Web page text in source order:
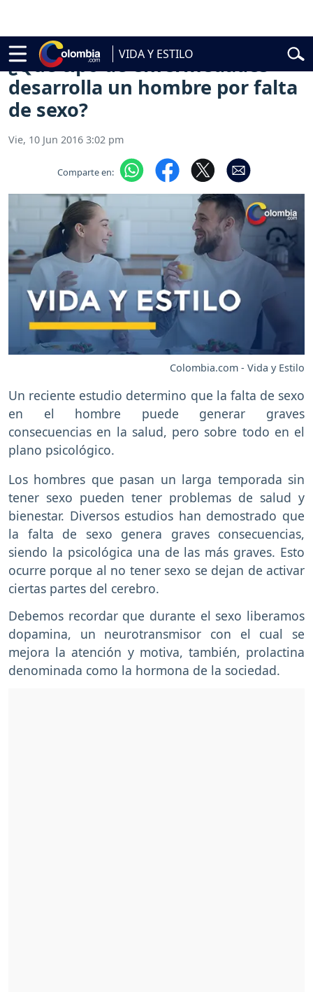
VIDA Y ESTILO
Abelardo de la Espriella
¿Qué tipo de enfermedades
desarrolla un hombre por falta
de sexo?
Vie, 10 Jun 2016 3:02 pm
Comparte en:
Colombia.com - Vida y Estilo
Un reciente estudio determino que la falta de sexo
en el hombre puede generar graves
consecuencias en la salud, pero sobre todo en el
plano psicológico.
Los hombres que pasan un larga temporada sin
tener sexo pueden tener problemas de salud y
bienestar. Diversos estudios han demostrado que
la falta de sexo genera graves consecuencias,
siendo la psicológica una de las más graves. Esto
ocurre porque al no tener sexo se dejan de activar
ciertas partes del cerebro.
Debemos recordar que durante el sexo liberamos
dopamina, un neurotransmisor con el cual se
mejora la atención y motiva, también, prolactina
denominada como la hormona de la sociedad.